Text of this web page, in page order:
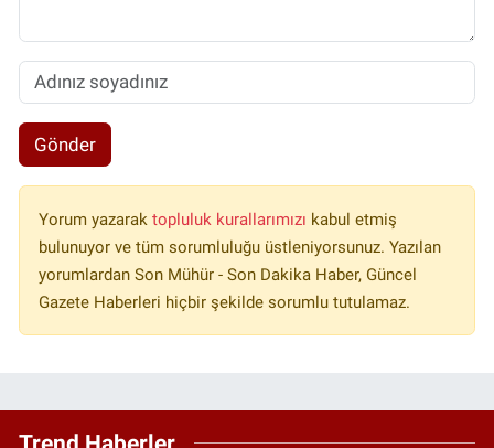
Gönder
Yorum yazarak topluluk kurallarımızı kabul etmiş
bulunuyor ve tüm sorumluluğu üstleniyorsunuz. Yazılan
yorumlardan Son Mühür - Son Dakika Haber, Güncel
Gazete Haberleri hiçbir şekilde sorumlu tutulamaz.